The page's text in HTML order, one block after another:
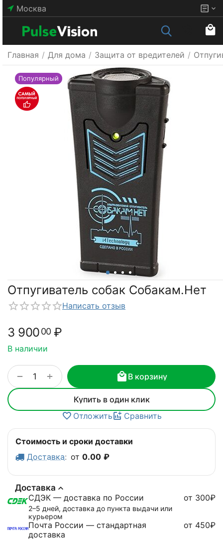
Москва
Главная / Для дома / Защита от вредителей /
Популярный
Отпугиватель собак Собакам.Нет
Написать отзыв
3 90000 ₽
В наличии
+
− В корзину
Купить в один клик
Отложить
Сравнить
Стоимость и сроки доставки
Доставка: от 0.00 ₽
Доставка
СДЭК — доставка по России
2–5 дней, доставка до пункта выдачи или
курьером
от 300₽
Почта России — стандартная
доставка
от 450₽